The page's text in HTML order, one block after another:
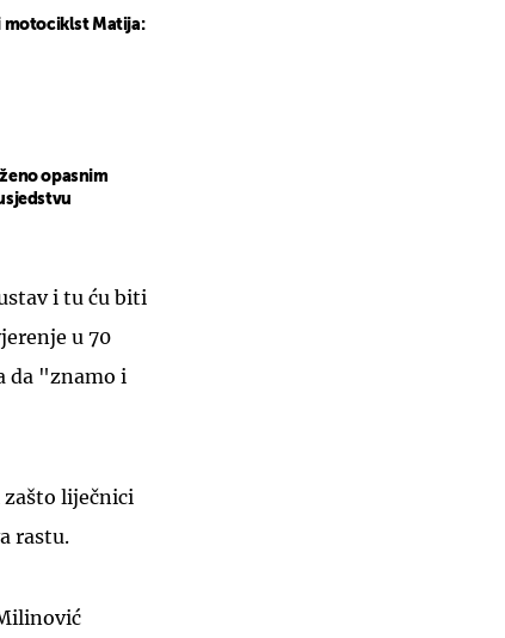
motociklst Matija:
opasnim
i tu ću biti
u 70
da "znamo i
zašto liječnici
rastu.